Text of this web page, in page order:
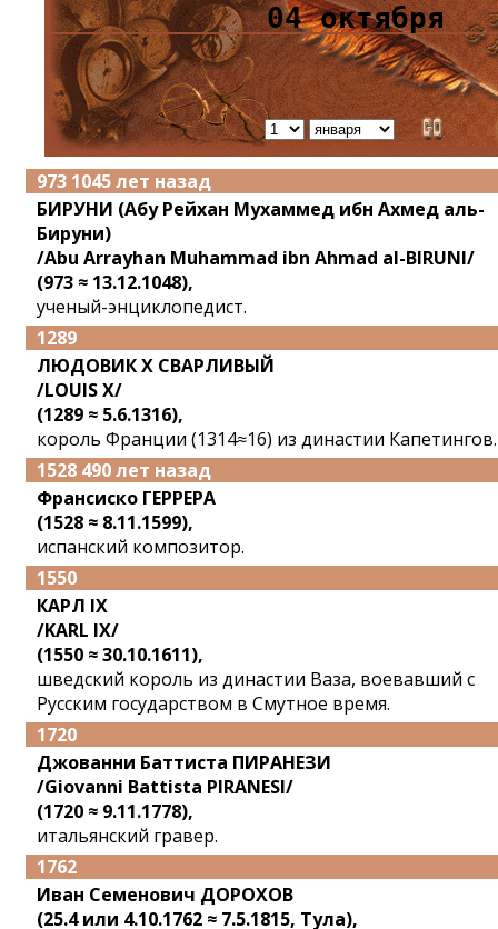
04 октября
973 1045 лет назад
БИРУНИ (Абу Рейхан Мухаммед ибн Ахмед аль-
Бируни)
/Abu Arrayhan Muhammad ibn Ahmad al-BIRUNI/
(973 ≈ 13.12.1048),
ученый-энциклопедист.
1289
ЛЮДОВИК X СВАРЛИВЫЙ
/LOUIS X/
(1289 ≈ 5.6.1316),
король Франции (1314≈16) из династии Капетингов.
1528 490 лет назад
Франсиско ГЕРРЕРА
(1528 ≈ 8.11.1599),
испанский композитор.
1550
КАРЛ IX
/KARL IX/
(1550 ≈ 30.10.1611),
шведский король из династии Ваза, воевавший с
Русским государством в Смутное время.
1720
Джованни Баттиста ПИРАНЕЗИ
/Giovanni Battista PIRANESI/
(1720 ≈ 9.11.1778),
итальянский гравер.
1762
Иван Семенович ДОРОХОВ
(25.4 или 4.10.1762 ≈ 7.5.1815, Тула),